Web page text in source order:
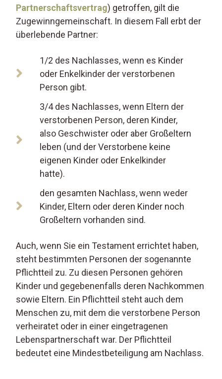
Partnerschaftsvertrag) getroffen, gilt die
Zugewinngemeinschaft. In diesem Fall erbt der
überlebende Partner:
1/2 des Nachlasses, wenn es Kinder
oder Enkelkinder der verstorbenen
Person gibt.
3/4 des Nachlasses, wenn Eltern der
verstorbenen Person, deren Kinder,
also Geschwister oder aber Großeltern
leben (und der Verstorbene keine
eigenen Kinder oder Enkelkinder
hatte).
den gesamten Nachlass, wenn weder
Kinder, Eltern oder deren Kinder noch
Großeltern vorhanden sind.
Auch, wenn Sie ein Testament errichtet haben,
steht bestimmten Personen der sogenannte
Pflichtteil zu. Zu diesen Personen gehören
Kinder und gegebenenfalls deren Nachkommen
sowie Eltern. Ein Pflichtteil steht auch dem
Menschen zu, mit dem die verstorbene Person
verheiratet oder in einer eingetragenen
Lebenspartnerschaft war. Der Pflichtteil
bedeutet eine Mindestbeteiligung am Nachlass.